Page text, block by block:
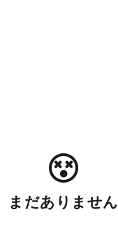
まだありません